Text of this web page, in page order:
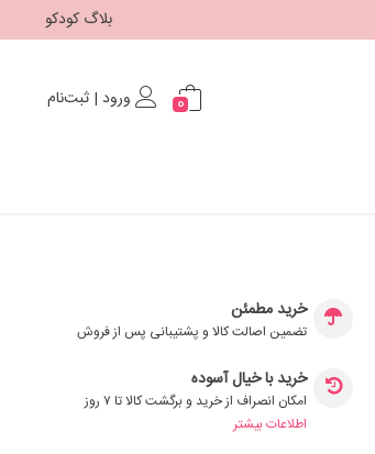
بلاگ کودکو
0 ورود | ثبت‌نام
خرید مطمئن
تضمین اصالت کالا و پشتیبانی پس از فروش
خرید با خیال آسوده
امکان انصراف از خرید و برگشت کالا تا ۷ روز
اطلاعات بیشتر